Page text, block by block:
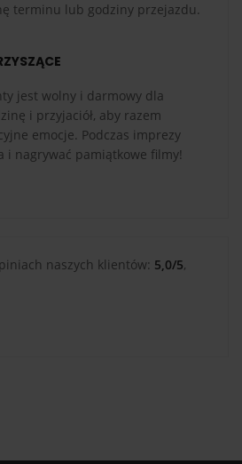
terminu lub godziny przejazdu.
jest wolny i darmowy dla
i przyjaciół, aby razem
emocje. Podczas imprezy
i nagrywać pamiątkowe filmy!
naszych klientów: 5,0/5,